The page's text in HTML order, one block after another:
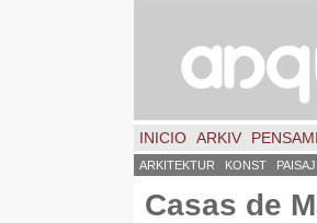
INICIO ARKIV
ARKITEKTUR KONST
Casas de